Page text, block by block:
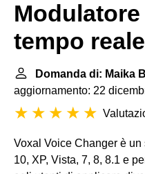
tempo
Domanda di: Maika
aggiornamento: 22
Voxal Voice Changer è
10, XP, Vista, 7, 8, 8.1 e